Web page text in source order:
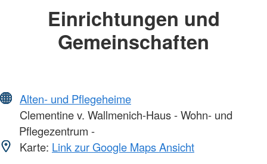
Einrichtungen und
Gemeinschaften
Alten- und Pflegeheime
Clementine v. Wallmenich-Haus - Wohn- und
Pflegezentrum -
Karte: Link zur Google Maps Ansicht